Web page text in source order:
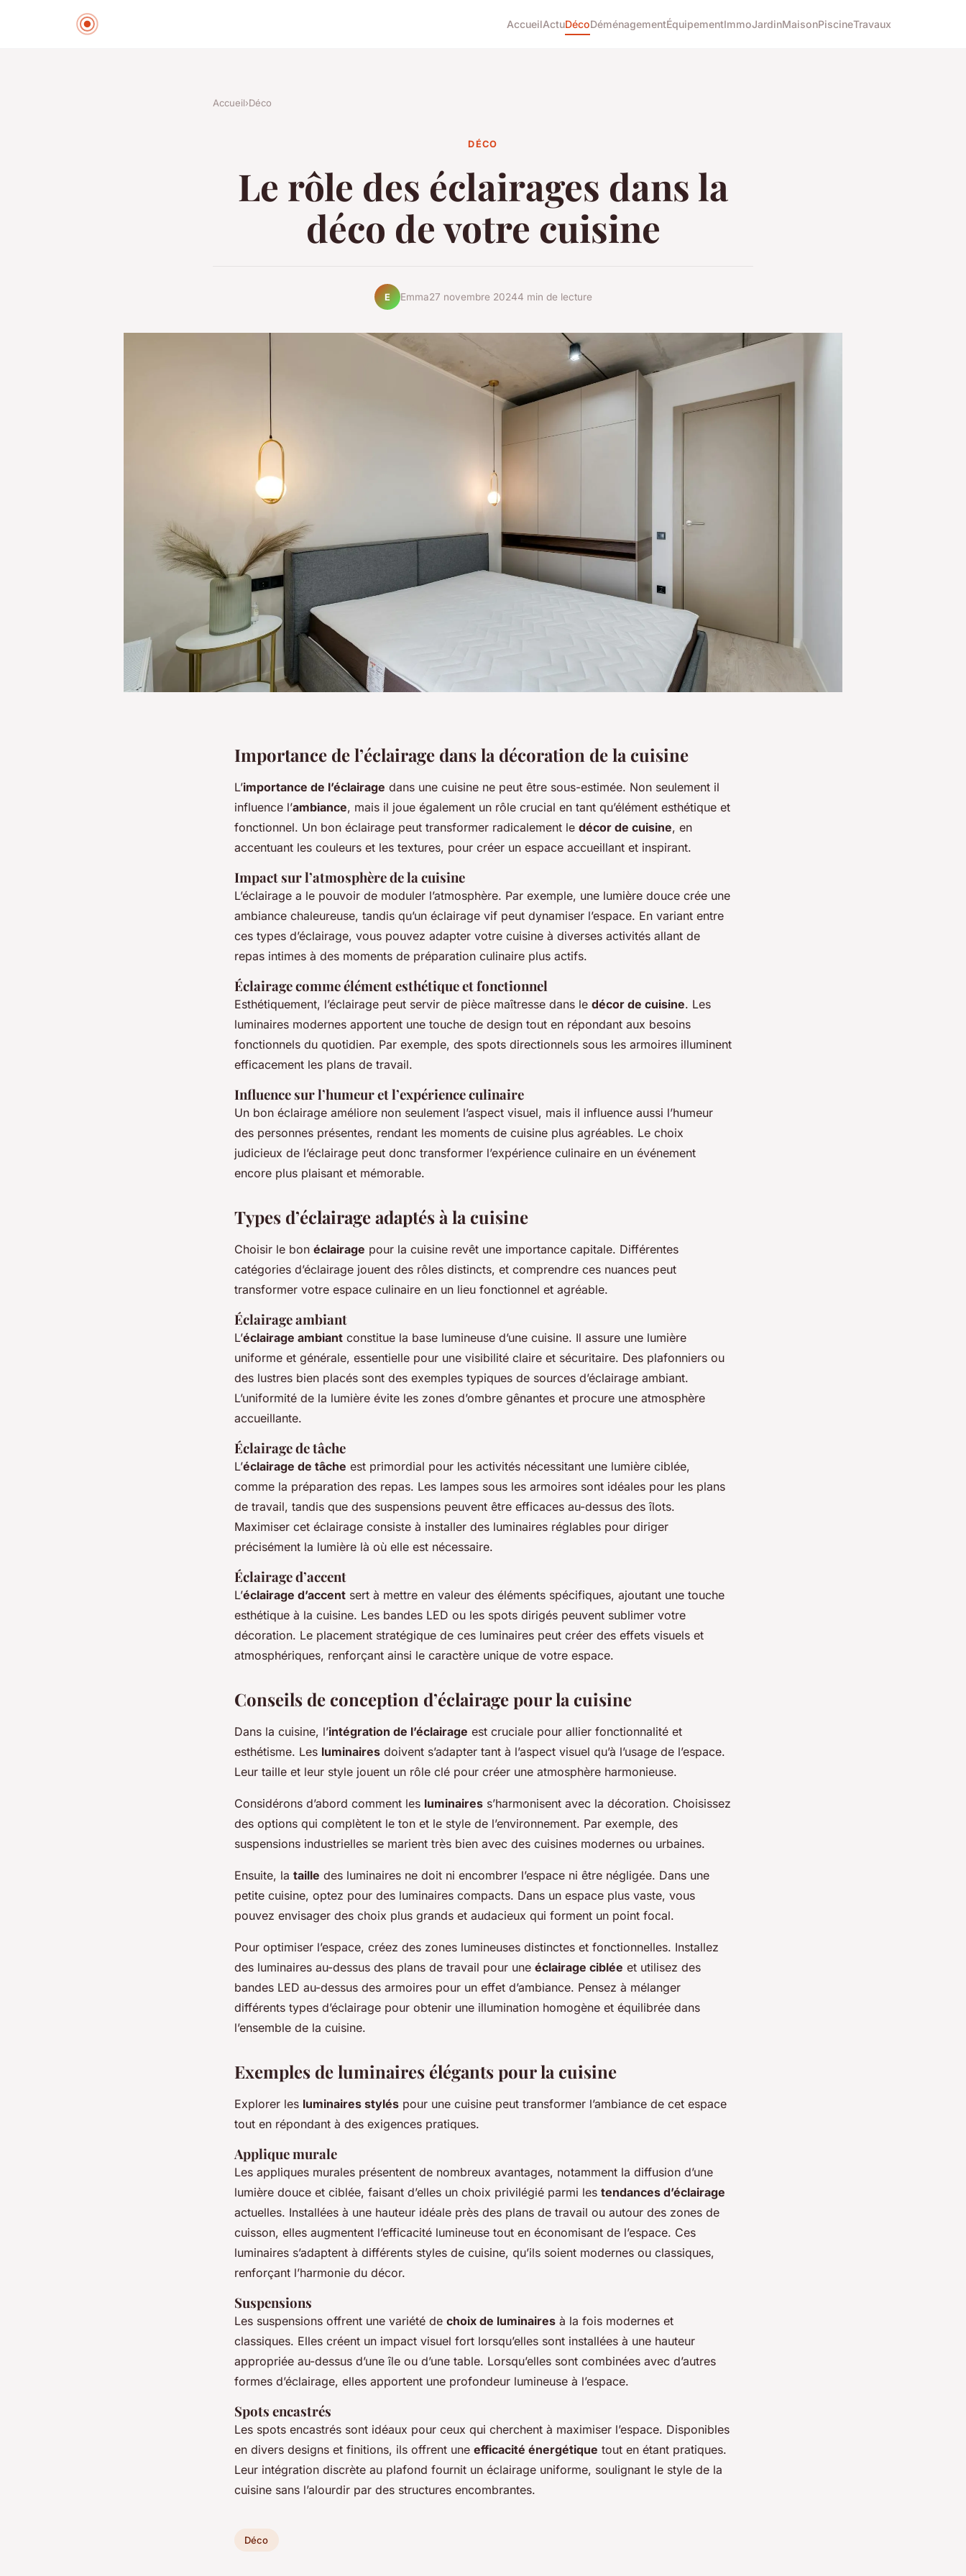
AccueilActuDécoDéménagementÉquipementImmoJardinMaisonPiscineTravaux
Accueil›Déco
DÉCO
Le rôle des éclairages dans la
déco de votre cuisine
E Emma27 novembre 20244 min de lecture
Importance de l’éclairage dans la décoration de la cuisine
L’importance de l’éclairage dans une cuisine ne peut être sous-estimée. Non seulement il
influence l’ambiance, mais il joue également un rôle crucial en tant qu’élément esthétique et
fonctionnel. Un bon éclairage peut transformer radicalement le décor de cuisine, en
accentuant les couleurs et les textures, pour créer un espace accueillant et inspirant.
Impact sur l’atmosphère de la cuisine
L’éclairage a le pouvoir de moduler l’atmosphère. Par exemple, une lumière douce crée une
ambiance chaleureuse, tandis qu’un éclairage vif peut dynamiser l’espace. En variant entre
ces types d’éclairage, vous pouvez adapter votre cuisine à diverses activités allant de
repas intimes à des moments de préparation culinaire plus actifs.
Éclairage comme élément esthétique et fonctionnel
Esthétiquement, l’éclairage peut servir de pièce maîtresse dans le décor de cuisine. Les
luminaires modernes apportent une touche de design tout en répondant aux besoins
fonctionnels du quotidien. Par exemple, des spots directionnels sous les armoires illuminent
efficacement les plans de travail.
Influence sur l’humeur et l’expérience culinaire
Un bon éclairage améliore non seulement l’aspect visuel, mais il influence aussi l’humeur
des personnes présentes, rendant les moments de cuisine plus agréables. Le choix
judicieux de l’éclairage peut donc transformer l’expérience culinaire en un événement
encore plus plaisant et mémorable.
Types d’éclairage adaptés à la cuisine
Choisir le bon éclairage pour la cuisine revêt une importance capitale. Différentes
catégories d’éclairage jouent des rôles distincts, et comprendre ces nuances peut
transformer votre espace culinaire en un lieu fonctionnel et agréable.
Éclairage ambiant
L’éclairage ambiant constitue la base lumineuse d’une cuisine. Il assure une lumière
uniforme et générale, essentielle pour une visibilité claire et sécuritaire. Des plafonniers ou
des lustres bien placés sont des exemples typiques de sources d’éclairage ambiant.
L’uniformité de la lumière évite les zones d’ombre gênantes et procure une atmosphère
accueillante.
Éclairage de tâche
L’éclairage de tâche est primordial pour les activités nécessitant une lumière ciblée,
comme la préparation des repas. Les lampes sous les armoires sont idéales pour les plans
de travail, tandis que des suspensions peuvent être efficaces au-dessus des îlots.
Maximiser cet éclairage consiste à installer des luminaires réglables pour diriger
précisément la lumière là où elle est nécessaire.
Éclairage d’accent
L’éclairage d’accent sert à mettre en valeur des éléments spécifiques, ajoutant une touche
esthétique à la cuisine. Les bandes LED ou les spots dirigés peuvent sublimer votre
décoration. Le placement stratégique de ces luminaires peut créer des effets visuels et
atmosphériques, renforçant ainsi le caractère unique de votre espace.
Conseils de conception d’éclairage pour la cuisine
Dans la cuisine, l’intégration de l’éclairage est cruciale pour allier fonctionnalité et
esthétisme. Les luminaires doivent s’adapter tant à l’aspect visuel qu’à l’usage de l’espace.
Leur taille et leur style jouent un rôle clé pour créer une atmosphère harmonieuse.
Considérons d’abord comment les luminaires s’harmonisent avec la décoration. Choisissez
des options qui complètent le ton et le style de l’environnement. Par exemple, des
suspensions industrielles se marient très bien avec des cuisines modernes ou urbaines.
Ensuite, la taille des luminaires ne doit ni encombrer l’espace ni être négligée. Dans une
petite cuisine, optez pour des luminaires compacts. Dans un espace plus vaste, vous
pouvez envisager des choix plus grands et audacieux qui forment un point focal.
Pour optimiser l’espace, créez des zones lumineuses distinctes et fonctionnelles. Installez
des luminaires au-dessus des plans de travail pour une éclairage ciblée et utilisez des
bandes LED au-dessus des armoires pour un effet d’ambiance. Pensez à mélanger
différents types d’éclairage pour obtenir une illumination homogène et équilibrée dans
l’ensemble de la cuisine.
Exemples de luminaires élégants pour la cuisine
Explorer les luminaires stylés pour une cuisine peut transformer l’ambiance de cet espace
tout en répondant à des exigences pratiques.
Applique murale
Les appliques murales présentent de nombreux avantages, notamment la diffusion d’une
lumière douce et ciblée, faisant d’elles un choix privilégié parmi les tendances d’éclairage
actuelles. Installées à une hauteur idéale près des plans de travail ou autour des zones de
cuisson, elles augmentent l’efficacité lumineuse tout en économisant de l’espace. Ces
luminaires s’adaptent à différents styles de cuisine, qu’ils soient modernes ou classiques,
renforçant l’harmonie du décor.
Suspensions
Les suspensions offrent une variété de choix de luminaires à la fois modernes et
classiques. Elles créent un impact visuel fort lorsqu’elles sont installées à une hauteur
appropriée au-dessus d’une île ou d’une table. Lorsqu’elles sont combinées avec d’autres
formes d’éclairage, elles apportent une profondeur lumineuse à l’espace.
Spots encastrés
Les spots encastrés sont idéaux pour ceux qui cherchent à maximiser l’espace. Disponibles
en divers designs et finitions, ils offrent une efficacité énergétique tout en étant pratiques.
Leur intégration discrète au plafond fournit un éclairage uniforme, soulignant le style de la
cuisine sans l’alourdir par des structures encombrantes.
Déco